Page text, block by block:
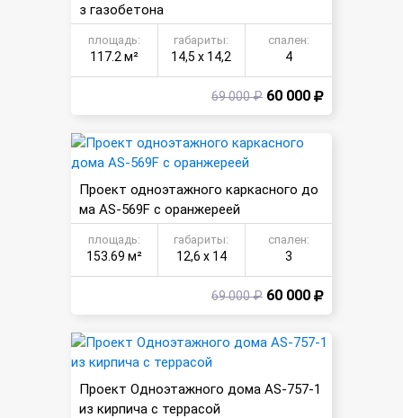
з газобетона
площадь:
117.2 м²
габариты:
14,5 х 14,2
спален:
4
69 000 ₽ 60 000
Проект одноэтажного каркасного до
ма AS-569F с оранжереей
площадь:
153.69 м²
габариты:
12,6 х 14
спален:
3
69 000 ₽ 60 000
Проект Одноэтажного дома AS-757-1
из кирпича с террасой